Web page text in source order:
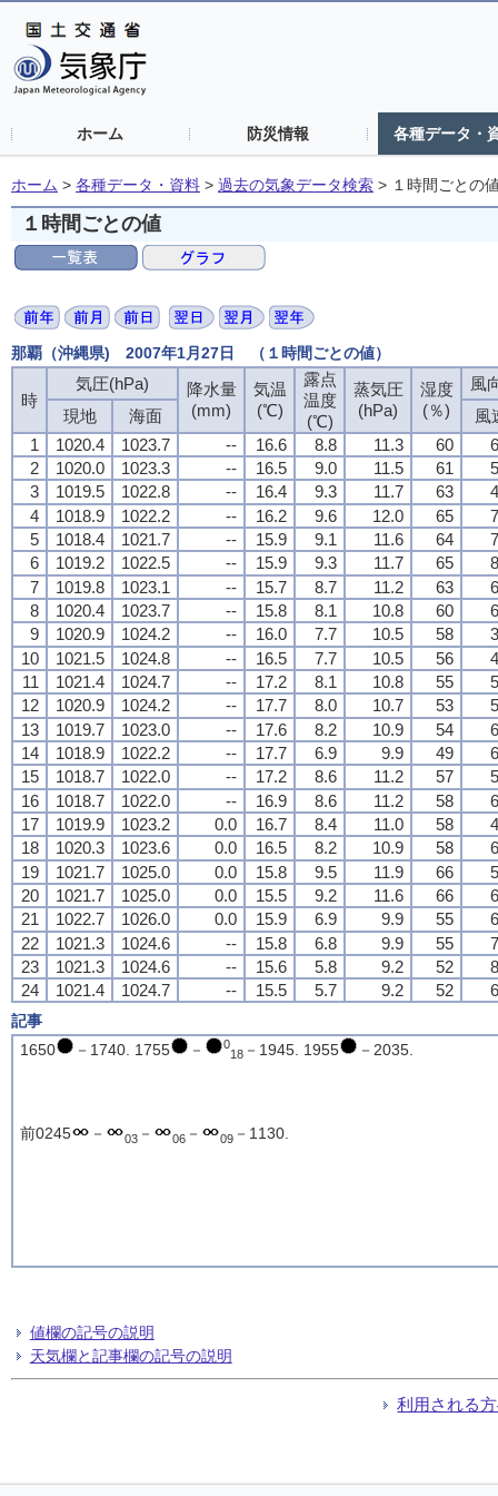
ホーム 防災情報 各種データ・
ホーム > 各種データ・資料 > 過去の気象データ検索 > １時間ごとの
１時間ごとの値
那覇（沖縄県) 2007年1月27日 （１時間ごとの値）
時
気圧(hPa)
降水量
(mm)
気温
(℃)
露点
温度
(℃)
蒸気圧
(hPa)
湿度
(％)
風
現地
海面
風
1
1020.4 1023.7 -- 16.6 8.8 11.3 60
2
1020.0 1023.3 -- 16.5 9.0 11.5 61
3
1019.5 1022.8 -- 16.4 9.3 11.7 63
4
1018.9 1022.2 -- 16.2 9.6 12.0 65
5
1018.4 1021.7 -- 15.9 9.1 11.6 64
6
1019.2 1022.5 -- 15.9 9.3 11.7 65
7
1019.8 1023.1 -- 15.7 8.7 11.2 63
8
1020.4 1023.7 -- 15.8 8.1 10.8 60
9
1020.9 1024.2 -- 16.0 7.7 10.5 58
10
1021.5 1024.8 -- 16.5 7.7 10.5 56
11
1021.4 1024.7 -- 17.2 8.1 10.8 55
12
1020.9 1024.2 -- 17.7 8.0 10.7 53
13
1019.7 1023.0 -- 17.6 8.2 10.9 54
14
1018.9 1022.2 -- 17.7 6.9 9.9 49
15
1018.7 1022.0 -- 17.2 8.6 11.2 57
16
1018.7 1022.0 -- 16.9 8.6 11.2 58
17
1019.9 1023.2 0.0 16.7 8.4 11.0 58
18
1020.3 1023.6 0.0 16.5 8.2 10.9 58
19
1021.7 1025.0 0.0 15.8 9.5 11.9 66
20
1021.7 1025.0 0.0 15.5 9.2 11.6 66
21
1022.7 1026.0 0.0 15.9 6.9 9.9 55
22
1021.3 1024.6 -- 15.8 6.8 9.9 55
23
1021.3 1024.6 -- 15.6 5.8 9.2 52
24
1021.4 1024.7 -- 15.5 5.7 9.2 52
記事
1650
－1740. 1755 － 0
18－1945. 1955 －2035.
前0245 － 03－ 06－ 09－1130.
値欄の記号の説明
天気欄と記事欄の記号の説明
利用される